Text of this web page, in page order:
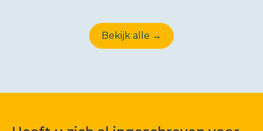
Bekijk alle →